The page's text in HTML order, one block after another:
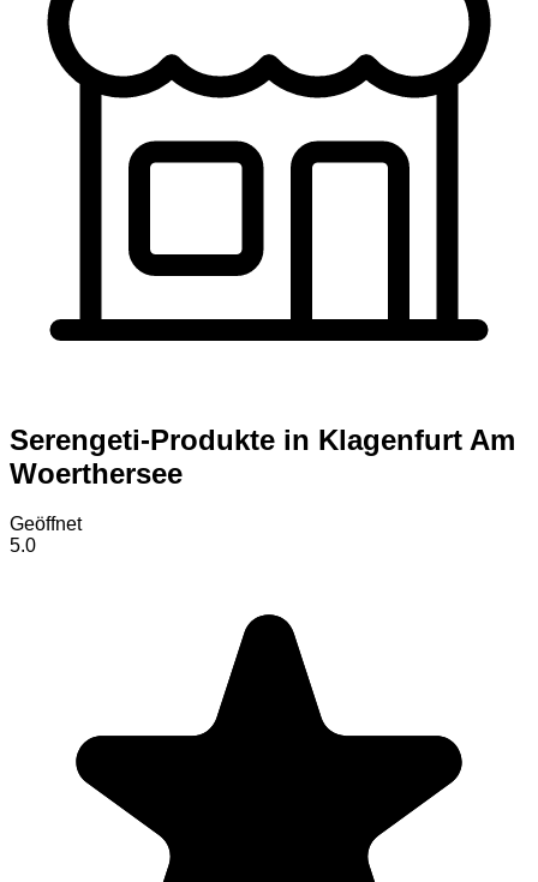
Serengeti-Produkte in Klagenfurt Am
Woerthersee
Geöffnet
5.0